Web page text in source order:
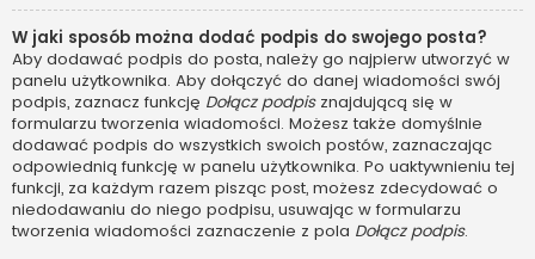
W jaki sposób można dodać podpis do swojego posta?
Aby dodawać podpis do posta, należy go najpierw utworzyć w
panelu użytkownika. Aby dołączyć do danej wiadomości swój
podpis, zaznacz funkcję Dołącz podpisznajdującą się w
formularzu tworzenia wiadomości. Możesz także domyślnie
dodawać podpis do wszystkich swoich postów, zaznaczając
odpowiednią funkcję w panelu użytkownika. Po uaktywnieniu tej
funkcji, za każdym razem pisząc post, możesz zdecydować o
niedodawaniu do niego podpisu, usuwając w formularzu
tworzenia wiadomości zaznaczenie z pola Dołącz podpis.